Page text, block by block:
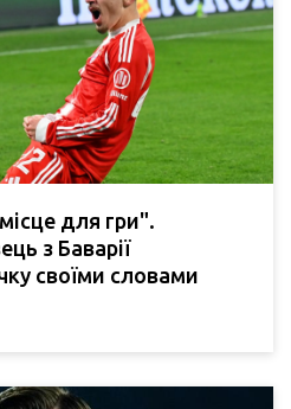
для гри".
з Баварії
своїми словами